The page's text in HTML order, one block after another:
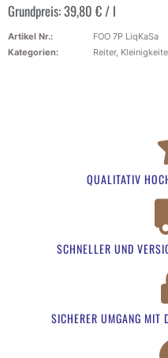
Grundpreis:39,80€/ l
Artikel Nr.:
FOO 7P LiqKaSa
Kategorien:
Reiter,
QUALITATIV
SCHNELLER UND
SICHERER UMGANG MIT